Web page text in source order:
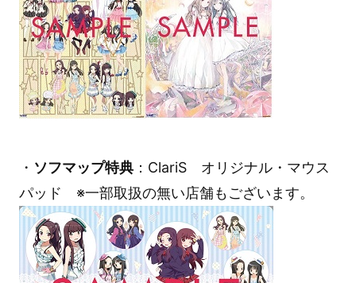
・ ソフマップ特典：ClariS オリジナル・マウス
パッド ※一部取扱の無い店舗もございます。